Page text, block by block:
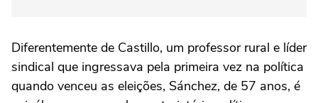
Diferentemente de Castillo, um professor rural e líder
sindical que ingressava pela primeira vez na política
quando venceu as eleições, Sánchez, de 57 anos, é